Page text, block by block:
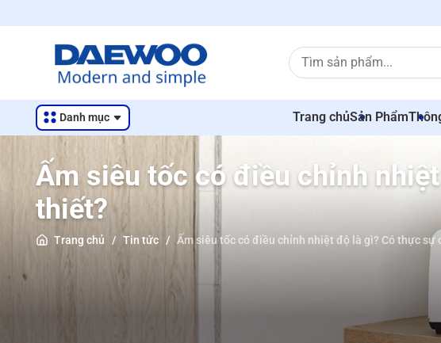
Danh mục Trang chủSản Phẩm
Ấm siêu tốc có điều chỉnh
thiết?
Trang chủ / Tin tức / Ấm siêu tốc có điều chỉnh nhiệt độ là gì? Có thực sự